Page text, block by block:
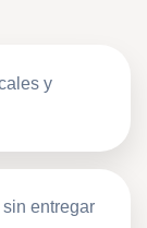
y
entregar